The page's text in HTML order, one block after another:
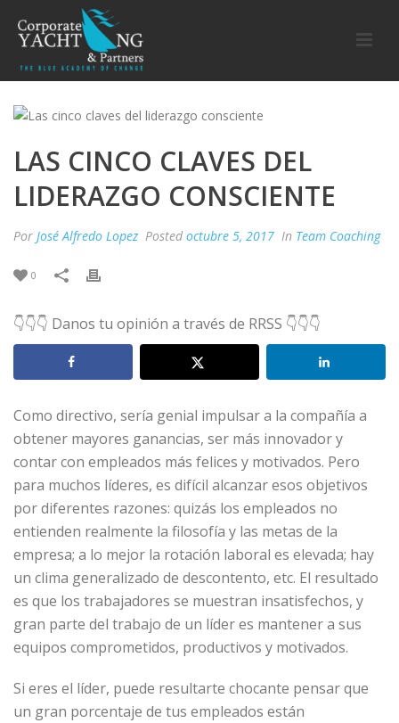
LAS CINCO CLAVES DEL
LIDERAZGO CONSCIENTE
Por José Alfredo Lopez Posted octubre 5, 2017 In Team Coaching
0
👇👇👇 Danos tu opinión a través de RRSS 👇👇👇
Como directivo, sería genial impulsar a la compañía a
obtener mayores ganancias, ser más innovador y
contar con empleados más felices y motivados. Pero
para muchos líderes, es difícil alcanzar esos objetivos
por diferentes razones: quizás los empleados no
entienden realmente la filosofía y las metas de la
empresa; a lo mejor la rotación laboral es elevada; hay
un clima generalizado de descontento, etc. El resultado
es que los trabajadores se muestran insatisfechos, y
gran parte del trabajo de un líder es mantener a sus
equipos comprometidos, productivos y motivados.
Si eres el líder, puede resultarte chocante pensar que
un gran porcentaje de tus empleados están